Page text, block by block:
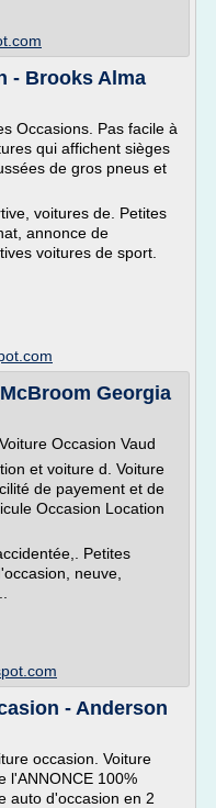
- Brooks Alma
Occasions. Pas facile à
qui affichent sièges
de gros pneus et
voitures de. Petites
annonce de
voitures de sport.
Georgia
Occasion Vaud
et voiture d. Voiture
de payement et de
Occasion Location
Petites
neuve,
- Anderson
occasion. Voiture
l'ANNONCE 100%
auto d'occasion en 2